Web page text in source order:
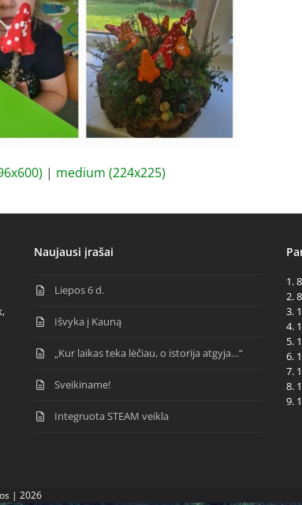
| medium (224x225)
Naujausi įrašai
Liepos 6 d.
Išvyka į Kauną
„Kur laikas teka lėčiau, o istorija atgyja…“
Sveikiname!
Integruota STEAM veikla
1.
2.
3.
4.
5.
6.
7.
8.
9.
| 2026